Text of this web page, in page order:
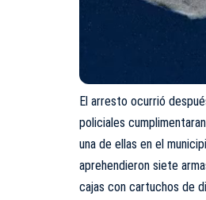
El arresto ocurrió
policiales
una de ellas en el
aprehendieron siete
cajas con cartuchos de